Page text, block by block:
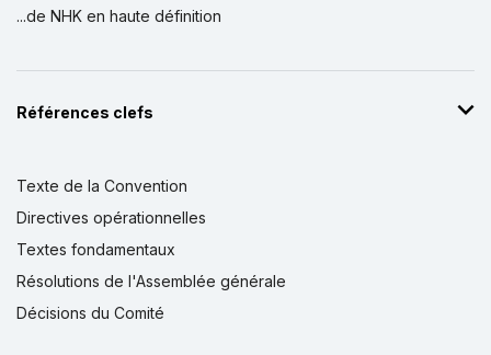
...de NHK en haute définition
Références clefs
Texte de la Convention
Directives opérationnelles
Textes fondamentaux
Résolutions de l'Assemblée générale
Décisions du Comité